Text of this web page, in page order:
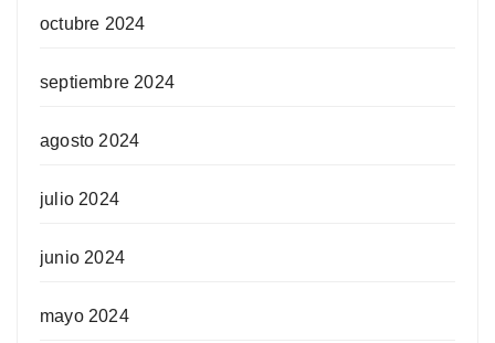
octubre 2024
septiembre 2024
agosto 2024
julio 2024
junio 2024
mayo 2024